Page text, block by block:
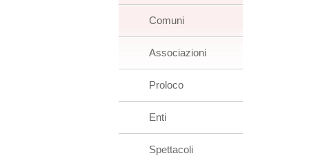
Comuni
Associazioni
Proloco
Enti
Spettacoli